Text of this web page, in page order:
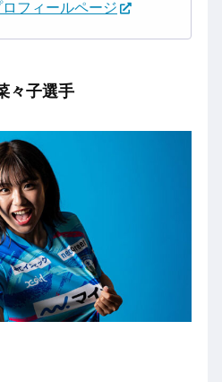
フィールページ
々子選手